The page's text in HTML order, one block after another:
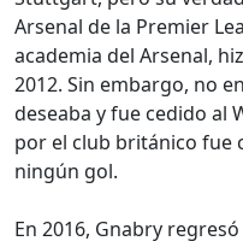
Arsenal de la Premier
academia del Arsenal,
2012. Sin embargo, no
deseaba y fue cedido al
por el club británico fue
ningún gol.
En 2016, Gnabry